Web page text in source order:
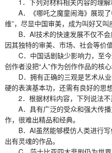
A．《哪吒之魔童闹海》展现了
维”，尽显中国审美，成为叫好又叫
B．AI技术的快速发展不仅不会
因其独特的审美、市场、社会等价
C．中国话剧缺少影响力，至今
创作者没把“人”作为创作作品的核心
D．拥有正确的三观是艺术从业
硬的表演基本功，还需有良好的思
2．根据材料内容，下列说法不
A．具有广泛的受众和强大传播
作，很难出精品和经典。
B．AI虽然能够模仿人类进行写
出有灵魂的作品。